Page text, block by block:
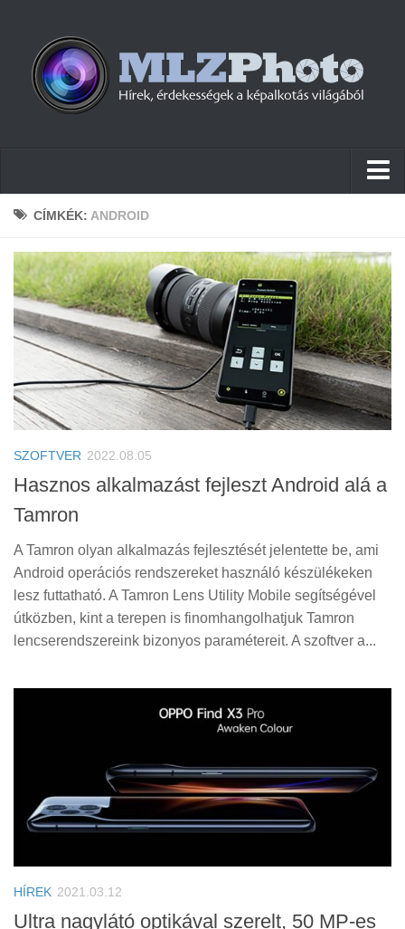
Hírek
Cikkek
Szoftver
Firmware
Tudástár
Tanácsok
Helyszíni Riport
E-BB
CÍMKÉK: ANDROID
SZOFTVER 2022.08.05
Hasznos alkalmazást fejleszt Android alá a
Tamron
A Tamron olyan alkalmazás fejlesztését jelentette be, ami
Android operációs rendszereket használó készülékeken
lesz futtatható. A Tamron Lens Utility Mobile segítségével
útközben, kint a terepen is finomhangolhatjuk Tamron
lencserendszereink bizonyos paramétereit. A szoftver a...
HÍREK 2021.03.12
Ultra nagylátó optikával szerelt, 50 MP-es